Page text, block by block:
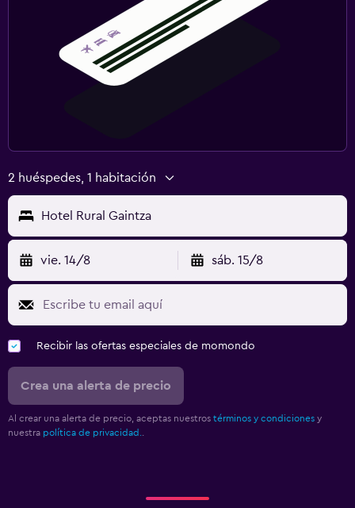
2 huéspedes, 1 habitación
Hotel Rural Gaintza
vie. 14/8 sáb. 15/8
Recibir las ofertas especiales de momondo
Crea una alerta de precio
Al crear una alerta de precio, aceptas nuestros términos y condiciones y
nuestra política de privacidad.